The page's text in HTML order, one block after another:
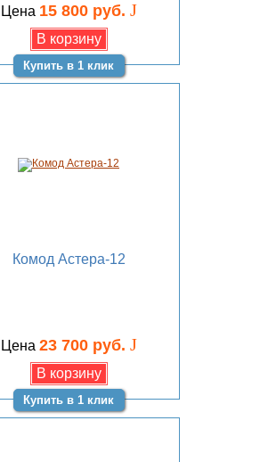
Цена 15 800 руб. J
Купить в 1 клик
Комод Астера-12
Цена 23 700 руб. J
Купить в 1 клик